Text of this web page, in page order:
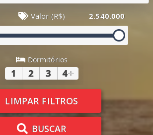
Valor (R$) 2.540.000
Dormitórios
1 2 3 4+
LIMPAR FILTROS
BUSCAR